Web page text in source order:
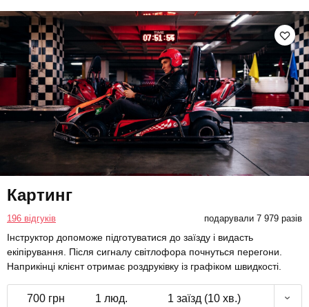
Картинг
196 відгуків подарували 7 979 разів
Інструктор допоможе підготуватися до заїзду і видасть
екіпірування. Після сигналу світлофора почнуться перегони.
Наприкінці клієнт отримає роздруківку із графіком швидкості.
700 грн 1 люд. 1 заїзд (10 хв.)